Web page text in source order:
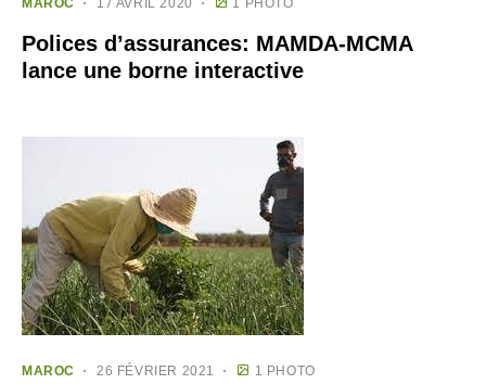
MAROC 17 AVRIL 2020 1 PHOTO
Polices d’assurances: MAMDA-MCMA
lance une borne interactive
MAROC 26 FÉVRIER 2021 1 PHOTO